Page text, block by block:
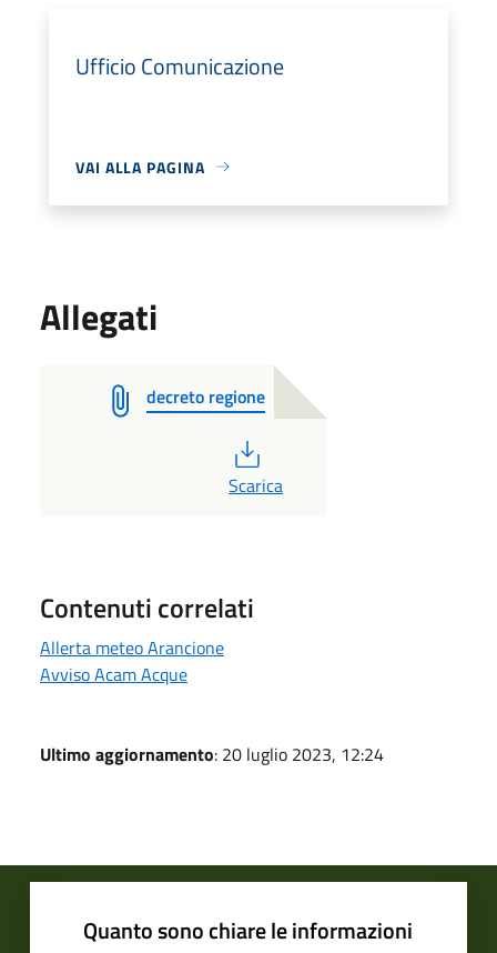
Ufficio Comunicazione
VAI ALLA PAGINA
Allegati
decreto regione
PDF
Scarica
Contenuti correlati
Allerta meteo Arancione
Avviso Acam Acque
Ultimo aggiornamento: 20 luglio 2023, 12:24
Quanto sono chiare le informazioni